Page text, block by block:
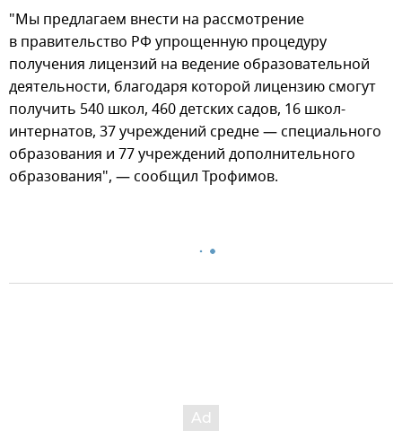
"Мы предлагаем внести на рассмотрение
в правительство РФ упрощенную процедуру
получения лицензий на ведение образовательной
деятельности, благодаря которой лицензию смогут
получить 540 школ, 460 детских садов, 16 школ-
интернатов, 37 учреждений средне — специального
образования и 77 учреждений дополнительного
образования", — сообщил Трофимов.